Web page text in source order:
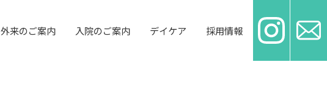
外来のご案内 入院のご案内 デイケア 採用情報